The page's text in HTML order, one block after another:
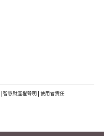
| 智慧財產權聲明 | 使用者責任